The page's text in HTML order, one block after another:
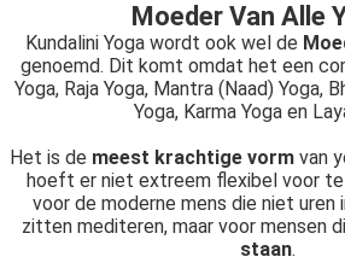
Moeder Van Alle
Kundalini Yoga wordt ook wel de
genoemd. Dit komt omdat het een
Yoga, Raja Yoga, Mantra (Naad) Yoga,
Yoga, Karma Yoga en
Het is de meest krachtige vorm van
hoeft er niet extreem flexibel voor te
voor de moderne mens die niet uren
zitten mediteren, maar voor mensen
staan.